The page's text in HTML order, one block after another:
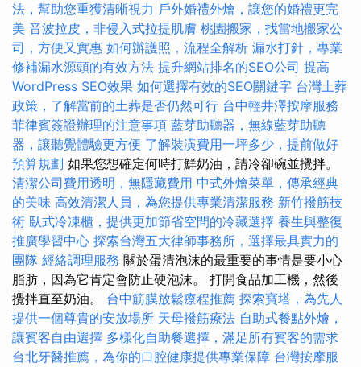
法，幫助您重獲清晰視力 戶外婚禮外燴，讓您的婚禮更完
美 音波拉皮，非侵入式拉提肌膚 桃園搬家，找當地搬家公
司，方便又實惠 如何辦護照，流程全解析 漏水打針，專業
修補漏水源頭的有效方法 提升網站排名的SEO公司 提高
WordPress SEO效果 如何選擇有效的SEO關鍵字 台灣土葬
政策，了解當前的土葬是否仍然可行 台中輕井澤按摩服務
菲律賓簽證辦理的注意事項 藍芽助聽器，無線藍芽助聽
器，讓聽覺體驗更方便 了解裝潢費用一坪多少，提前做好
預算規劃 如果您想確定何時打鮮奶油，請冷卻碗並攪拌。
清潔公司費用透明，無隱藏費用 中式外燴菜單，傳承經典
的美味 高效清潔人員，為您提供專業清潔服務 新竹撥筋技
術 臥式冷凍櫃，提供更加節省空間的冷藏選擇 養生與整復
推廣學習中心 探索台灣五大律師事務所，選擇最具實力的
團隊 經絡調理服務 關於蛋清泡沫的最重要的事情是要小心
脂肪，因為它肯定會防止硬泡沫。 打開食品加工機，然後
攪拌直至奶油。 台中筋膜放鬆療程推薦 探索寶塔，為先人
提供一個尊貴的安放場所 天母撥筋療法 自助式餐點外燴，
讓賓客自由選擇 多樣化自助餐選擇，滿足所有賓客的需求
台北牙醫推薦，為你的口腔健康提供專業保障 台灣按摩服